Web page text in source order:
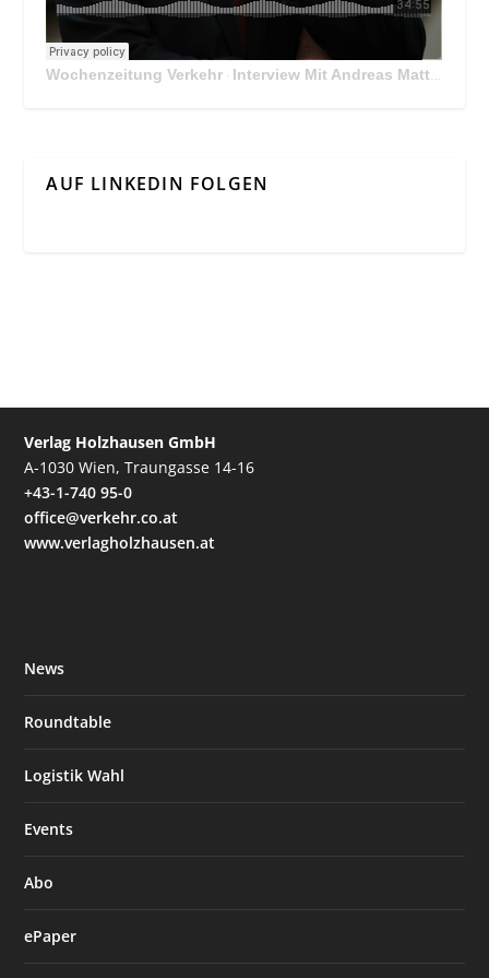
Wochenzeitung Verkehr · Interview Mit Andreas Matthä, CEO der ÖBB Holding
AUF LINKEDIN FOLGEN
Verlag Holzhausen GmbH
A-1030 Wien, Traungasse 14-16
+43-1-740 95-0
office@verkehr.co.at
www.verlagholzhausen.at
News
Roundtable
Logistik Wahl
Events
Abo
ePaper